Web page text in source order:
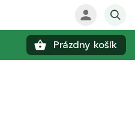
Prázdny košík